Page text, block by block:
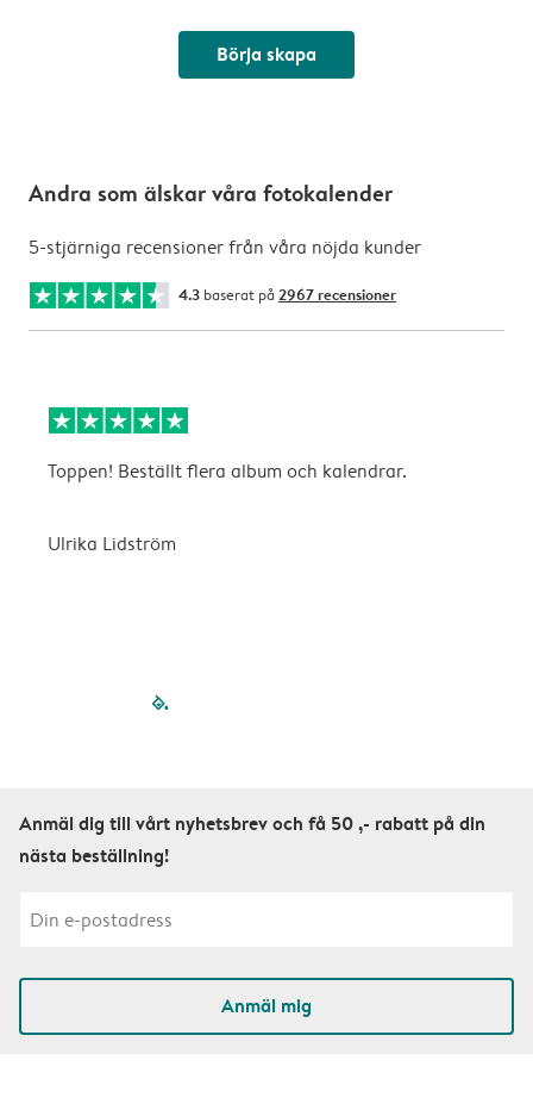
Börja skapa
Andra som älskar våra fotokalender
5-stjärniga recensioner från våra nöjda kunder
4.3 baserat på 2967 recensioner
Toppen! Beställt flera album och kalendrar.
Ulrika Lidström
filled-pagination
Anmäl dig till vårt nyhetsbrev och få 50 ,- rabatt på din
nästa beställning!
Anmäl mig